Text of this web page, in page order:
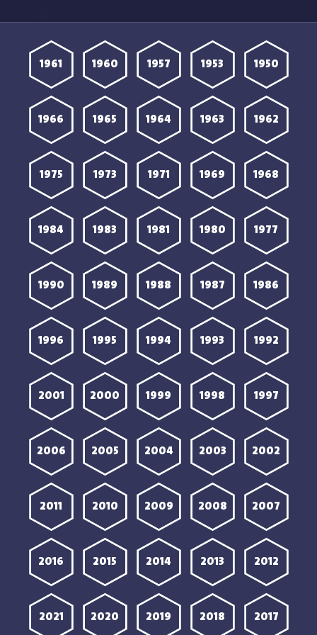
1950
1953
1957
1960
1961
1962
1963
1964
1965
1966
1968
1969
1971
1973
1975
1977
1980
1981
1983
1984
1986
1987
1988
1989
1990
1992
1993
1994
1995
1996
1997
1998
1999
2000
2001
2002
2003
2004
2005
2006
2007
2008
2009
2010
2011
2012
2013
2014
2015
2016
2017
2018
2019
2020
2021